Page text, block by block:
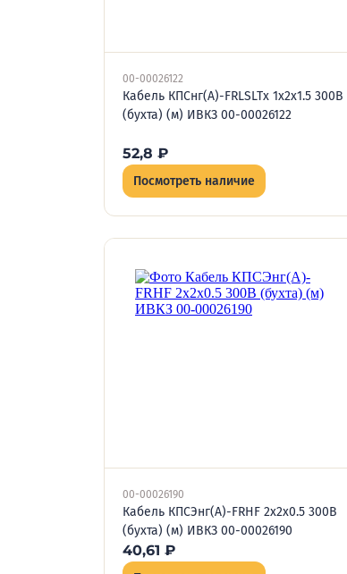
00-00026122
Кабель КПСнг(А)-FRLSLTx 1х2х1.5 300В
(бухта) (м) ИВКЗ 00-00026122
52,8 ₽
Посмотреть наличие
00-00026190
Кабель КПСЭнг(А)-FRHF 2х2х0.5 300В
(бухта) (м) ИВКЗ 00-00026190
40,61 ₽